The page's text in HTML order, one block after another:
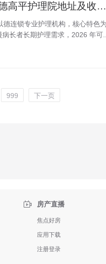
2026静安高平路糖尿病照护怎么选?上海爱以德高平护理院地址及收费速览
连锁专业护理机构，核心特色为
长者长期护理需求，2026 年可...
999 下一页
 房产直播
焦点好房
应用下载
注册登录